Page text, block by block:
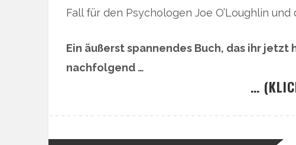
Fall für den Psychologen Joe O’Loughlin
Ein äußerst spannendes Buch, das ihr
nachfolgend …
…